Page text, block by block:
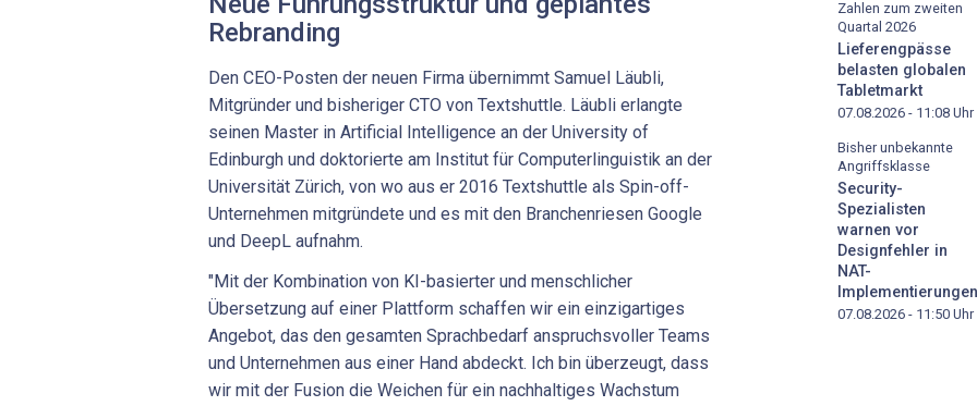
Rebranding
Den CEO-Posten der neuen Firma übernimmt Samuel Läubli,
Mitgründer und bisheriger CTO von Textshuttle. Läubli erlangte
seinen Master in Artificial Intelligence an der University of
Edinburgh und doktorierte am Institut für Computerlinguistik an der
Universität Zürich, von wo aus er 2016 Textshuttle als Spin-off-
Unternehmen mitgründete und es mit den Branchenriesen Google
und DeepL aufnahm.
"Mit der Kombination von KI-basierter und menschlicher
Übersetzung auf einer Plattform schaffen wir ein einzigartiges
Angebot, das den gesamten Sprachbedarf anspruchsvoller Teams
und Unternehmen aus einer Hand abdeckt. Ich bin überzeugt, dass
wir mit der Fusion die Weichen für ein nachhaltiges Wachstum
Zahlen zum zweiten
Quartal 2026
Lieferengpässe
belasten globalen
Tabletmarkt
07.08.2026 - 11:08 Uhr
Bisher unbekannte
Angriffsklasse
Security-
Spezialisten
warnen vor
Designfehler in
NAT-
Implementierungen
07.08.2026 - 11:50 Uhr